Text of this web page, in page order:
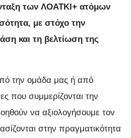
των ΛΟΑΤΚΙ+ ατόμων
με στόχο την
και τη βελτίωση της
την ομάδα μας ή από
που συμμερίζονται την
να αξιολογήσουμε τον
στην πραγματικότητα